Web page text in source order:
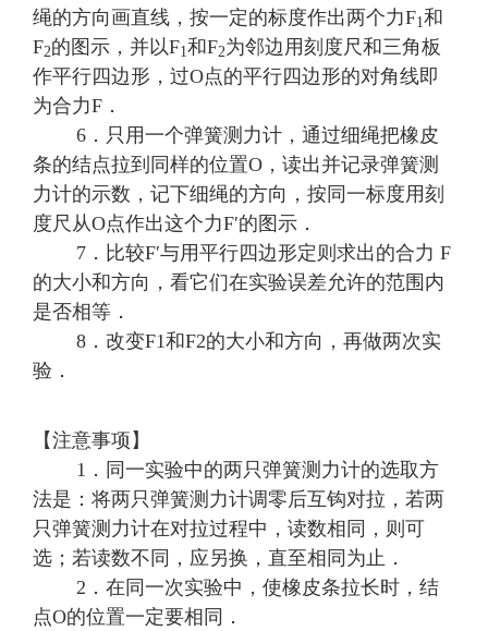
绳的方向画直线，按一定的标度作出两个力F1和
F2的图示，并以F1和F2为邻边用刻度尺和三角板
作平行四边形，过O点的平行四边形的对角线即
为合力F．
6．只用一个弹簧测力计，通过细绳把橡皮
条的结点拉到同样的位置O，读出并记录弹簧测
力计的示数，记下细绳的方向，按同一标度用刻
度尺从O点作出这个力F′的图示．
7．比较F′与用平行四边形定则求出的合力 F
的大小和方向，看它们在实验误差允许的范围内
是否相等．
8．改变F1和F2的大小和方向，再做两次实
验．
【注意事项】
1．同一实验中的两只弹簧测力计的选取方
法是：将两只弹簧测力计调零后互钩对拉，若两
只弹簧测力计在对拉过程中，读数相同，则可
选；若读数不同，应另换，直至相同为止．
2．在同一次实验中，使橡皮条拉长时，结
点O的位置一定要相同．